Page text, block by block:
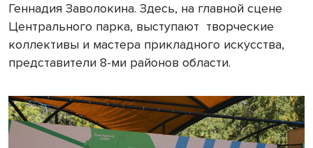
Геннадия Заволокина. Здесь, на главной сцене
Центрального парка, выступают творческие
коллективы и мастера прикладного искусства,
представители 8-ми районов области.